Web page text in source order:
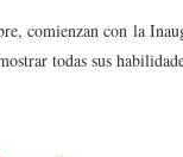
comienzan con la
todas sus